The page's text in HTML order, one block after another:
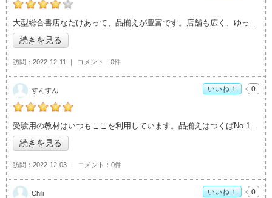
かしわやの「ACADEMIAイーアスつくば店>」おすすめ度： 4 大型総合書店なだけあって、品揃えが豊富です。店舗も広く、ゆっくり見れます。
続きを見る
訪問 2022-12-11 コメント 0件
すんすんの「ACADEMIAイーアスつくば店>」おすすめ度：5 受験用の教材はいつもここを利用しています。品揃えはつくばNo.1なのでは！
続きを見る
訪問 2022-12-03 コメント 0件
すんすん いいね！ 0
Chili いいね！ 0